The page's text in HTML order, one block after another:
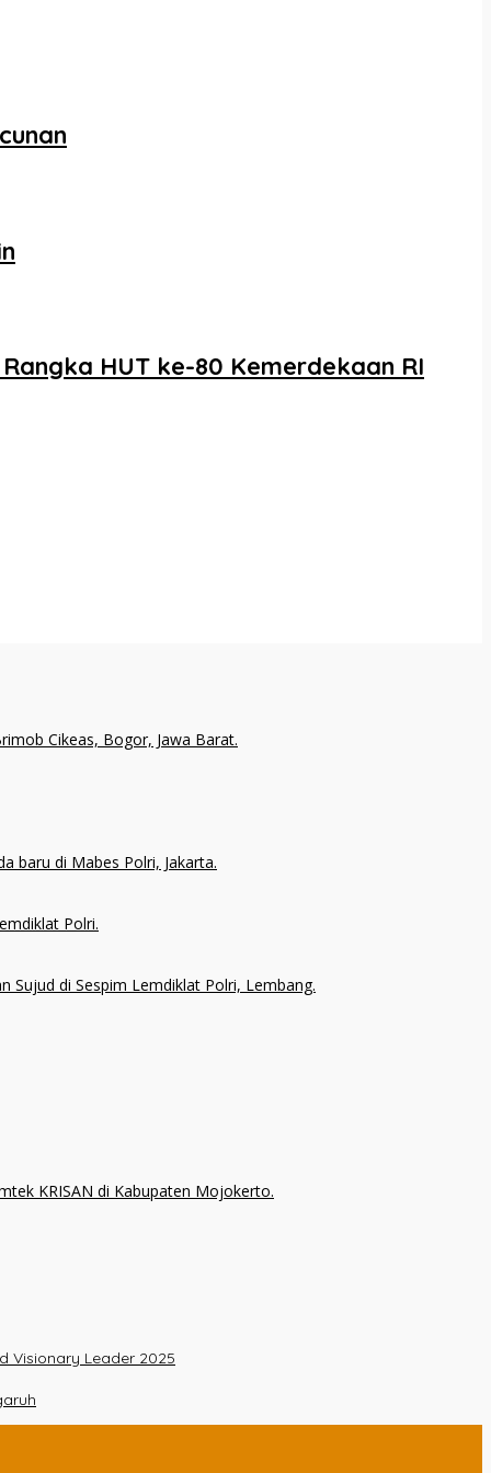
HUT ke-80 Kemerdekaan RI
Visionary Leader 2025